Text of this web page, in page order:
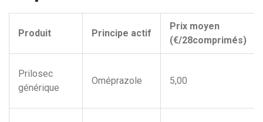
Produit Principe actif
Prix moyen
(€/28comprimés)
Prilosec
générique
Oméprazole 5,00